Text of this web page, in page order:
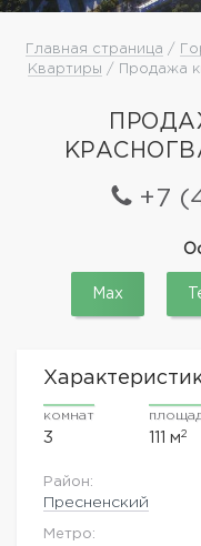
Главная страница /
Квартиры / Продажа
+7
Max
комнат
3 111 м2
Район:
Пресненский
Метро: